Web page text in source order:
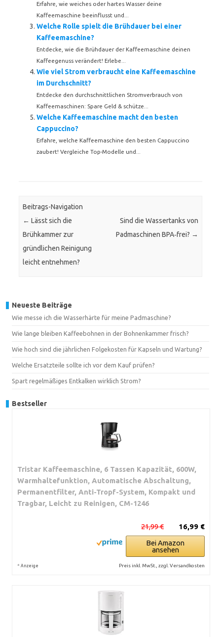
Erfahre, wie weiches oder hartes Wasser deine
Kaffeemaschine beeinflusst und...
Welche Rolle spielt die Brühdauer bei einer
Kaffeemaschine?
Entdecke, wie die Brühdauer der Kaffeemaschine deinen
Kaffeegenuss verändert! Erlebe...
Wie viel Strom verbraucht eine Kaffeemaschine
im Durchschnitt?
Entdecke den durchschnittlichen Stromverbrauch von
Kaffeemaschinen: Spare Geld & schütze...
Welche Kaffeemaschine macht den besten
Cappuccino?
Erfahre, welche Kaffeemaschine den besten Cappuccino
zaubert! Vergleiche Top-Modelle und...
Beitrags-Navigation
← Lässt sich die
Brühkammer zur
gründlichen Reinigung
leicht entnehmen?
Sind die Wassertanks von
Padmaschinen BPA‑frei? →
Neueste Beiträge
Wie messe ich die Wasserhärte für meine Padmaschine?
Wie lange bleiben Kaffeebohnen in der Bohnenkammer frisch?
Wie hoch sind die jährlichen Folgekosten für Kapseln und Wartung?
Welche Ersatzteile sollte ich vor dem Kauf prüfen?
Spart regelmäßiges Entkalken wirklich Strom?
Bestseller
Tristar Kaffeemaschine, 6 Tassen Kapazität, 600W,
Warmhaltefunktion, Automatische Abschaltung,
Permanentfilter, Anti-Tropf-System, Kompakt und
Tragbar, Leicht zu Reinigen, CM-1246
16,99 €
21,99 €
Bei Amazon
ansehen
* Anzeige Preis inkl. MwSt., zzgl. Versandkosten